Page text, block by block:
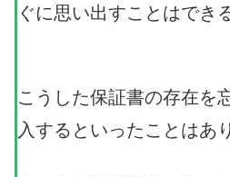
ぐに思い出すことはでき
こうした保証書の存在を
入するといったことはあ